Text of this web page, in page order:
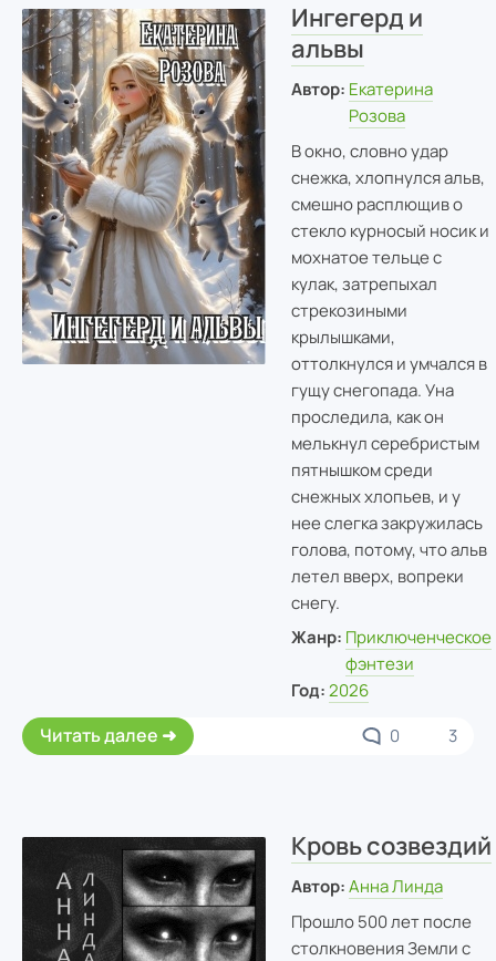
Ингегерд и
альвы
Автор: Екатерина
Розова
В окно, словно удар
снежка, хлопнулся альв,
смешно расплющив о
стекло курносый носик и
мохнатое тельце с
кулак, затрепыхал
стрекозиными
крылышками,
оттолкнулся и умчался в
гущу снегопада. Уна
проследила, как он
мелькнул серебристым
пятнышком среди
снежных хлопьев, и у
нее слегка закружилась
голова, потому, что альв
летел вверх, вопреки
снегу.
Жанр: Приключенческое
фэнтези
Год: 2026
Читать далее 0 3
Кровь созвездий
Автор: Анна Линда
Прошло 500 лет после
столкновения Земли с